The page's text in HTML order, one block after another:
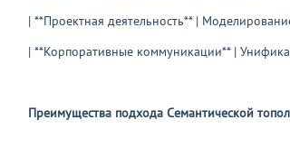
| **Проектная деятельность** |
| **Корпоративные коммуникации** |
Преимущества подхода Семантической